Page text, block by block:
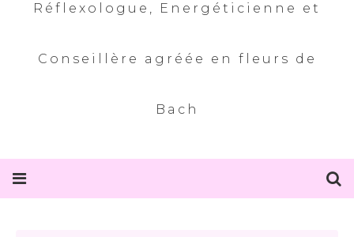
Réflexologue, Energéticienne et
Conseillère agréée en fleurs de
Bach